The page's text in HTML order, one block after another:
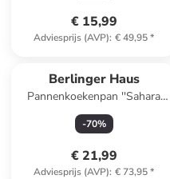
€ 15,99
Adviesprijs (AVP): € 49,95*
Berlinger Haus
Pannenkoekenpan ''Sahara
Collection'' crème - Ø 26 cm
-70%
€ 21,99
Adviesprijs (AVP): € 73,95*